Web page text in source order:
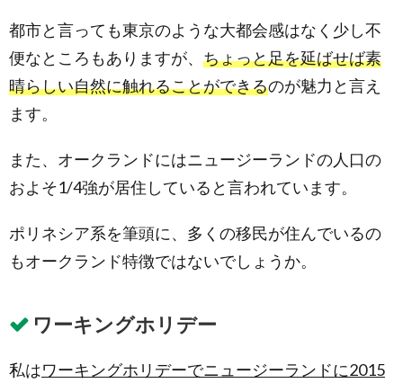
オー
クラ
ンド
り旅
行・
半日
2.1.
ピハ・
Beach)
2.1.1.
Rock)
レカレ・
都市と言っても東京のような大都会感はなく少し不
便なところもありますが、 ちょっと足を延ばせば素
晴らしい自然に触れることができるのが魅力と言え
ます。
また、オークランドにはニュージーランドの人口の
およそ1/4強が居住していると言われています。
ポリネシア系を筆頭に、多くの移民が住んでいるの
もオークランド特徴ではないでしょうか。
ワーキングホリデー
私はワーキングホリデーでニュージーランドに2015